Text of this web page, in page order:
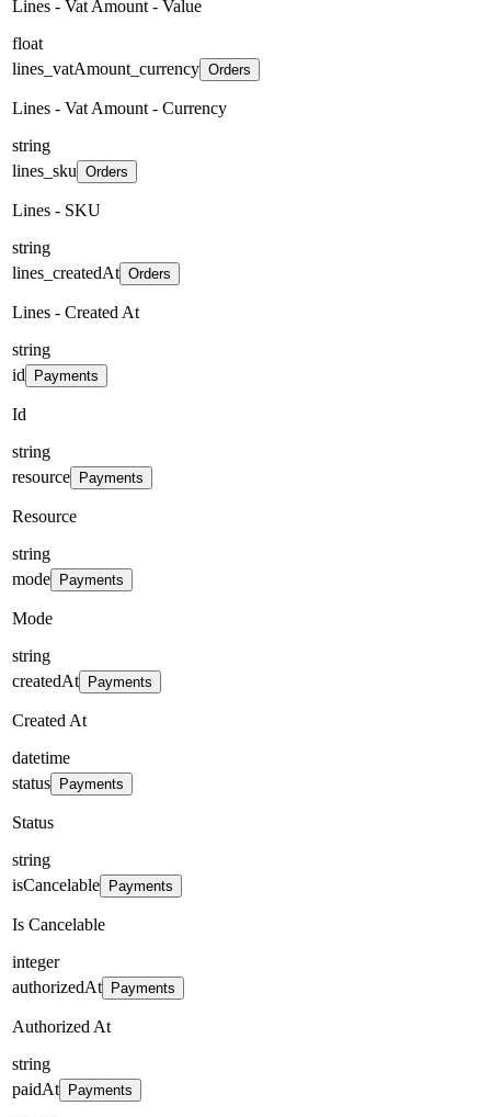
Lines - Vat Amount - Value
float
lines_vatAmount_currency Orders
Lines - Vat Amount - Currency
string
lines_sku Orders
Lines - SKU
string
lines_createdAt Orders
Lines - Created At
string
id
Payments
Id
string
resource
Payments
Resource
string
mode
Payments
Mode
string
createdAt
Payments
Created At
datetime
status
Payments
Status
string
isCancelable
Payments
Is Cancelable
integer
authorizedAt
Payments
Authorized At
string
paidAt
Payments